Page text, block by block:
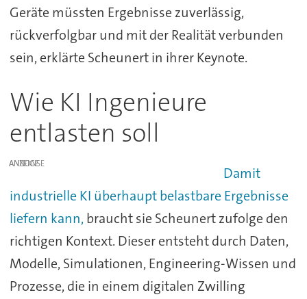
Geräte müssten Ergebnisse zuverlässig,
rückverfolgbar und mit der Realität verbunden
sein, erklärte Scheunert in ihrer Keynote.
Wie KI Ingenieure
entlasten soll
ANZEIGE
Damit
industrielle KI überhaupt belastbare Ergebnisse
liefern kann,braucht sie Scheunert zufolge den
richtigen Kontext. Dieser entsteht durch Daten,
Modelle, Simulationen, Engineering-Wissen und
Prozesse, die in einem digitalen Zwilling